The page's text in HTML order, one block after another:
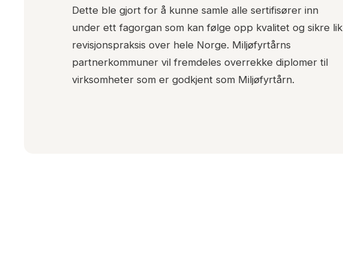
Dette ble gjort for å kunne samle alle sertifisører inn
under ett fagorgan som kan følge opp kvalitet og sikre lik
revisjonspraksis over hele Norge. Miljøfyrtårns
partnerkommuner vil fremdeles overrekke diplomer til
virksomheter som er godkjent som Miljøfyrtårn.